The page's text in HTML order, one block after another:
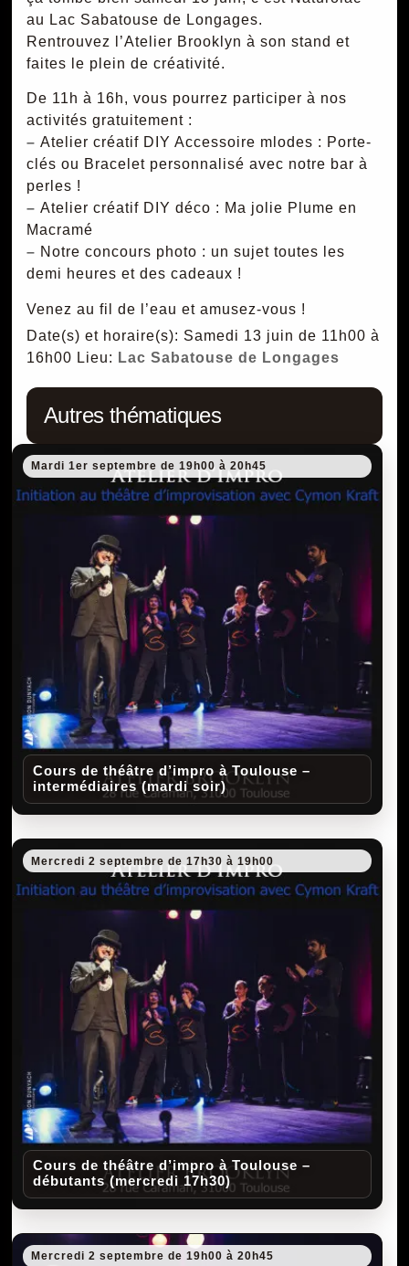
au Lac Sabatouse de Longages.
Rentrouvez l’Atelier Brooklyn à son stand et
faites le plein de créativité.
De 11h à 16h, vous pourrez participer à nos
activités gratuitement :
– Atelier créatif DIY Accessoire mlodes : Porte-
clés ou Bracelet personnalisé avec notre bar à
perles !
– Atelier créatif DIY déco : Ma jolie Plume en
Macramé
– Notre concours photo : un sujet toutes les
demi heures et des cadeaux !
Venez au fil de l’eau et amusez-vous !
Date(s) et horaire(s): Samedi 13 juin de 11h00 à
16h00 Lieu: Lac Sabatouse de Longages
Autres thématiques
Cours de théâtre d’impro à Toulouse –
intermédiaires (mardi soir)
Mardi 1er septembre de 19h00 à 20h45
Cours de théâtre d’impro à Toulouse –
débutants (mercredi 17h30)
Mercredi 2 septembre de 17h30 à 19h00
Mercredi 2 septembre de 19h00 à 20h45